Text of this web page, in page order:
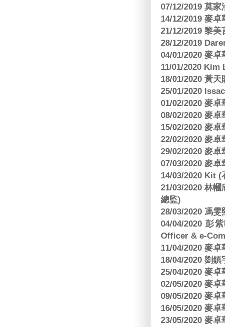
07/12/2019 莫
14/12/2019 麥
21/12/2019 黎
28/12/2019
04/01/2020 麥
11/01/2020
18/01/2020 黃
25/01/2020
01/02/2020 麥
08/02/2020 麥
15/02/2020 麥
22/02/2020 麥
29/02/2020 麥
07/03/2020 麥
14/03/2020 Kit
21/03/2020 林
總監)
28/03/2020 馮
04/04/2020 彭
Officer & e-
11/04/2020 麥
18/04/2020 劉
25/04/2020 麥
02/05/2020 麥
09/05/2020 麥
16/05/2020 麥
23/05/2020 麥